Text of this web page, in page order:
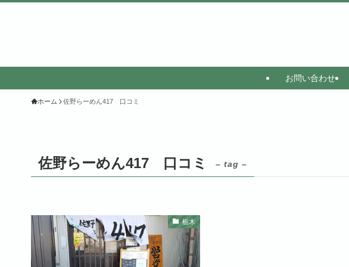
お問い合わせ
ホーム 佐野らーめん417 口コミ
佐野らーめん417 口コミ – tag –
栃木